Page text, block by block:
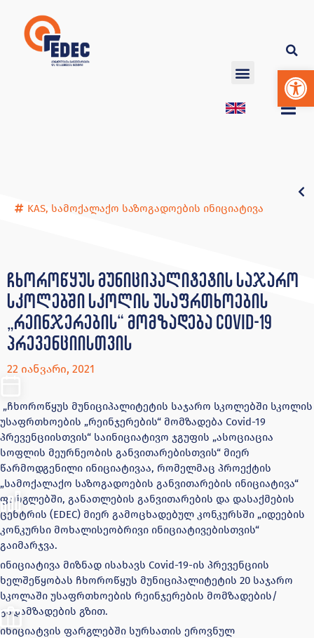
KAS, სამოქალაქო საზოგადოების ინიციატივა
ჩხოროწყუს მუნიციპალიტეტის საჯარო
სკოლებში სკოლის უსაფრთხოების
„რეინჯერების“ მომზადება Covid-19
პრევენციისთვის
22 იანვარი, 2021
„ჩხოროწყუს მუნიციპალიტეტის საჯარო სკოლებში სკოლის
უსაფრთხოების „რეინჯერების“ მომზადება Covid-19
პრევენციისთვის“ საინიციატივო ჯგუფის „ასოციაცია
სოფლის მეურნეობის განვითარებისთვის“ მიერ
წარმოდგენილი ინიციატივაა, რომელმაც პროექტის
„სამოქალაქო საზოგადოების განვითარების ინიციატივა“
ფარგლებში, განათლების განვითარების და დასაქმების
ცენტრის (EDEC) მიერ გამოცხადებულ კონკურსში „იდეების
კონკურსი მოხალისეობრივი ინიციატივებისთვის“
გაიმარჯვა.
ინიციატივა მიზნად ისახავს Covid-19-ის პრევენციის
ხელშეწყობას ჩხოროწყუს მუნიციპალიტეტის 20 საჯარო
სკოლაში უსაფრთხოების რეინჯერების მომზადების/
გადამზადების გზით.
ინიციატვის ფარგლებში სურსათის ეროვნულ